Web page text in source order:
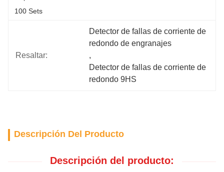
100 Sets
Resaltar:
Detector de fallas de corriente de
redondo de engranajes
,
Detector de fallas de corriente de
redondo 9HS
Descripción Del Producto
Descripción del producto: